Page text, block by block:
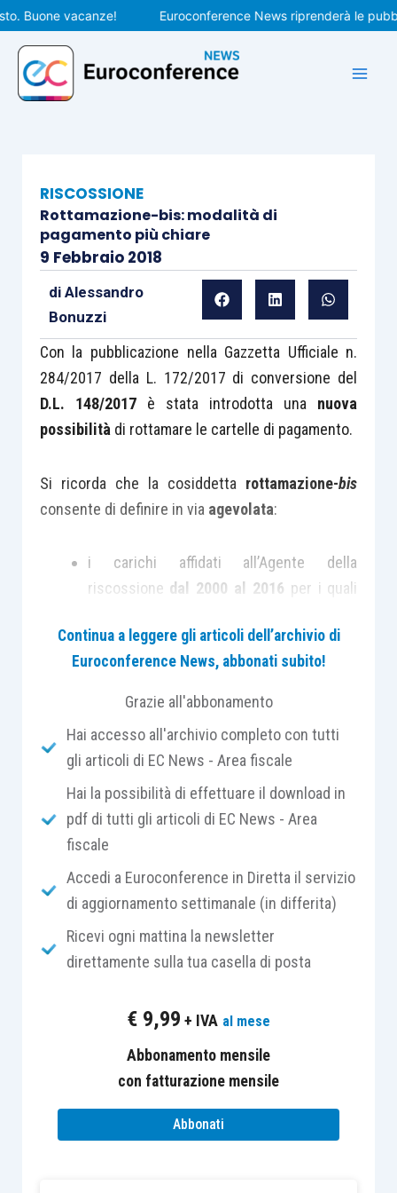
Vai
al
contenuto
vacanze! Euroconference News riprenderà le
RISCOSSIONE
Rottamazione-bis: modalità di
pagamento più chiare
9 Febbraio 2018
di Alessandro
Bonuzzi
Con la pubblicazione nella Gazzetta Ufficiale n.
284/2017 della L. 172/2017 di conversione del
D.L. 148/2017è stata introdotta una nuova
possibilità di rottamare le cartelle di pagamento.
Si ricorda che la cosiddetta rottamazione-bis
consente di definire in via agevolata:
i carichi affidati all’Agente della
riscossione dal 2000 al 2016 per i quali
definizione – I° versione della
rottamazione – entro lo scorso 21 aprile
riscossionedal 2000 al 2016dei
contribuentiesclusidalla rottamazione
originaria perchénon in regola con il
pagamentodelle rate scadute al 31
dicembre 2016 relative ai piani di
rateazione in essere al 24 ottobre 2016;
i carichi affidati all’Agente della
settembre 2017
entro il 15 maggio 2018
attraverso il servizio
compilando, direttamente nell’area libera del
.
Continua a leggere gli articoli dell’archivio di
Euroconference News, abbonati subito!
Grazie all'abbonamento
Hai accesso all'archivio completo con tutti
gli articoli di EC News - Area fiscale
Hai la possibilità di effettuare il download in
pdf di tutti gli articoli di EC News - Area
fiscale
Accedi a Euroconference in Diretta il servizio
di aggiornamento settimanale (in differita)
Ricevi ogni mattina la newsletter
direttamente sulla tua casella di posta
€ 9,99 + IVA al mese
Abbonamento mensile
con fatturazione mensile
Abbonati